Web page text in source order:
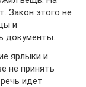
Закон этого не
и
документы.
ярлыки и
не принять
идёт